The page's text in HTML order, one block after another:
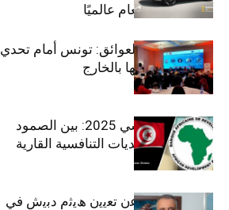
بلقب سيارة العام عالميًا
بين الطموح والعوائق: تونس أمام تحدي
استعادة كفاءاتها بالخارج
الاقتصاد التونسي 2025: بين الصمود
الاجتماعي وتحديات التنافسية القارية
ﺗﯾﺗرا ﺑﺎك ﺗﻌﻠن ﻋن ﺗﻌﯾﯾن ھﯾﺛم دﺑﯾش ﻓﻲ